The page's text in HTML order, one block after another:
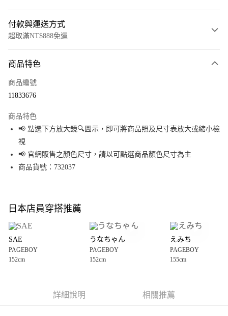
付款與運送方式
超取滿NT$888免運
信用卡一次付款
Apple Pay
街口支付
悠遊付
全盈+PAY
大哥付你分期
1.本服務由台灣大哥大提供，台灣大哥大用戶可立即使用無須另外申請。
2.付款方式選擇「大哥付你分期」，訂單成立後會自動跳轉到大哥付的交易
3.實際核准額度、可分期數及費用金額請依後續交易確認頁面所載為準。
4.訂單成立30分鐘內，如未前往確認交易或遇審核未通過，訂單將自動取
AFTEE先享後付
商品特色
商品編號
11833676
商品特色
📢 點選下方放大鏡🔍圖示，即可將商品照及尺寸表放大或縮小檢
視
📢 官網販售之顏色尺寸，請以可點選商品顏色尺寸為主
商品貨號：732037
日本店員穿搭推薦
SAE
PAGEBOY
152cm
うなちゃん
PAGEBOY
152cm
えみち
PAGEBOY
155cm
詳細說明 相關推薦